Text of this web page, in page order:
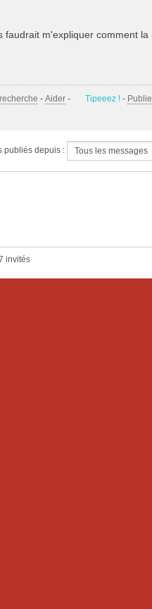
faudrait m'expliquer comment
recherche - Aider - Tipeeez ! -
publiés depuis :
invités